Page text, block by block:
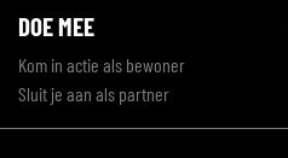
DOE MEE
Kom in actie als bewoner
Sluit je aan als partner